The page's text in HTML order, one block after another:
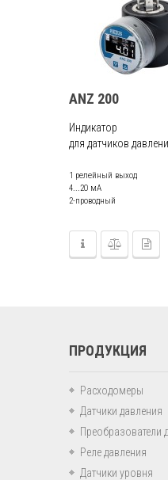
ANZ 200
Индикатор
для датчиков
1 релейный выход
4...20 мA
2-проводный
ПРОДУКЦИЯ
Расходомеры
Датчики давления
Преобразователи
Реле давления
Датчики уровня